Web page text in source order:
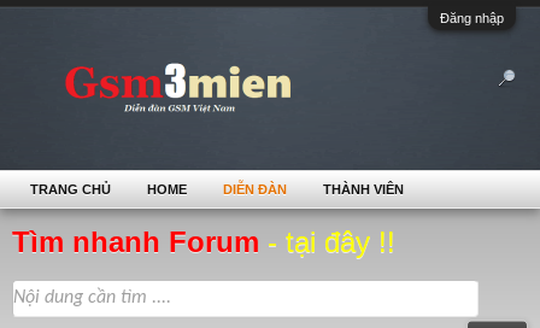
Đăng nhập
Tìm nhanh Forum - tại đây !!
TRANG CHỦ HOME DIỄN ĐÀN THÀNH VIÊN